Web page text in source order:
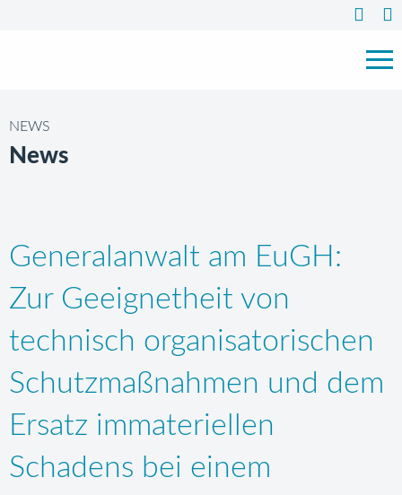
NEWS
News
Generalanwalt am EuGH:
Zur Geeignetheit von
technisch organisatorischen
Schutzmaßnahmen und dem
Ersatz immateriellen
Schadens bei einem